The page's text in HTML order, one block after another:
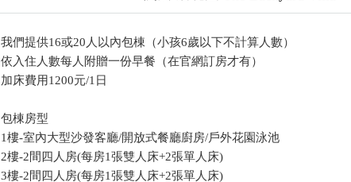
我們提供16或20人以內包棟（小孩6歲以下不計算人數）
依入住人數每人附贈一份早餐（在官網訂房才有）
加床費用1200元/1日
包棟房型
1樓-室內大型沙發客廳/開放式餐廳廚房/戶外花園泳池
2樓-2間四人房(每房1張雙人床+2張單人床)
3樓-2間四人房(每房1張雙人床+2張單人床)